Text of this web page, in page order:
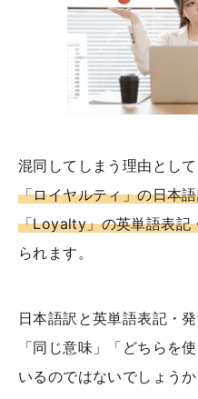
混同してしまう理由として
「ロイヤルティ」の日本
「Loyalty」の英単語表記
られます。
日本語訳と英単語表記・
「同じ意味」「どちらを
いるのではないでしょうか